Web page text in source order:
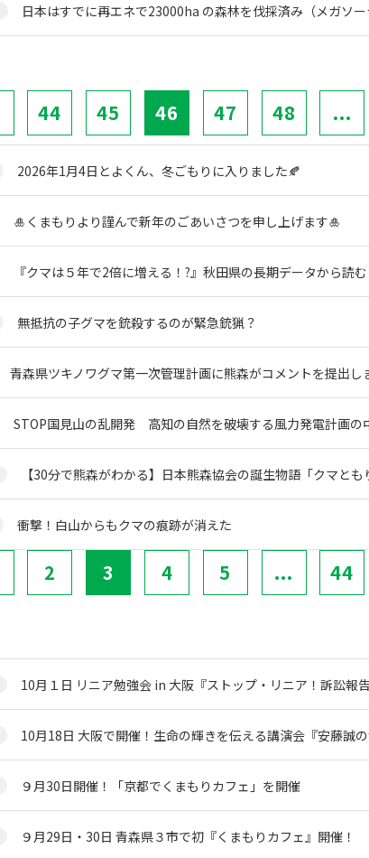
日本はすでに再エネで23000ha の森林を伐採済み（メガソー
44 45 46 47 48 ...
2026年1月4日とよくん、冬ごもりに入りました🍂
🎍くまもりより謹んで新年のごあいさつを申し上げます🎍
『クマは５年で2倍に増える！?』秋田県の長期データから読
無抵抗の子グマを銃殺するのが緊急銃猟？
青森県ツキノワグマ第一次管理計画に熊森がコメントを提出し
STOP国見山の乱開発 高知の自然を破壊する風力発電計画の
【30分で熊森がわかる】日本熊森協会の誕生物語「クマとも
衝撃！白山からもクマの痕跡が消えた
2 3 4 5 ... 44
10月１日 リニア勉強会 in 大阪『ストップ・リニア！訴訟報告
10月18日 大阪で開催！生命の輝きを伝える講演会『安藤誠の
９月30日開催！「京都でくまもりカフェ」を開催
９月29日・30日 青森県３市で初『くまもりカフェ』開催！